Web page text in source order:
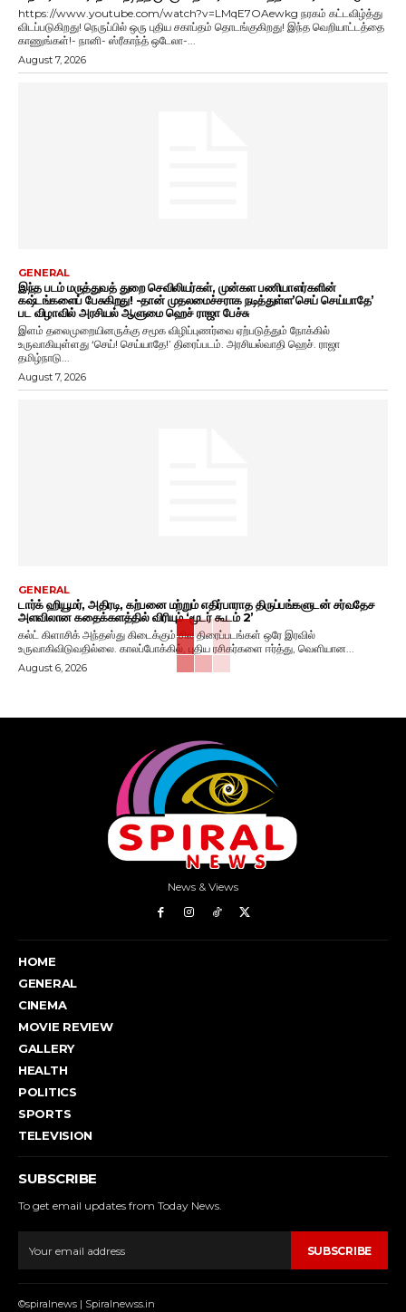
https://www.youtube.com/watch?v=LMqE7OAewkg நரகம் கட்டவிழ்த்து
விடப்படுகிறது! நெருப்பில் ஒரு புதிய சகாப்தம் தொடங்குகிறது! இந்த வெறியாட்டத்தை
காணுங்கள்!- நானி- ஸ்ரீகாந்த் ஒடேலா-...
August 7, 2026
GENERAL
இந்த படம் மருத்துவத் துறை செவிலியர்கள், முன்கள பணியாளர்களின்
கஷ்டங்களைப் பேசுகிறது! -தான் முதலமைச்சராக நடித்துள்ள’செய் செய்யாதே’
பட விழாவில் அரசியல் ஆளுமை ஹெச் ராஜா பேச்சு
இளம் தலைமுறையினருக்கு சமூக விழிப்புணர்வை ஏற்படுத்தும் நோக்கில்
உருவாகியுள்ளது ‘செய்! செய்யாதே!’ திரைப்படம். அரசியல்வாதி ஹெச். ராஜா
தமிழ்நாடு...
August 7, 2026
GENERAL
டார்க் ஹியூமர், அதிரடி, கற்பனை மற்றும் எதிர்பாராத திருப்பங்களுடன் சர்வதேச
அளவிலான கதைக்களத்தில் விரியும் ‘மூடர் கூடம் 2’
கல்ட் கிளாசிக் அந்தஸ்து கிடைக்கும் சில திரைப்படங்கள் ஒரே இரவில்
உருவாகிவிடுவதில்லை. காலப்போக்கில், புதிய ரசிகர்களை ஈர்த்து, வெளியான...
August 6, 2026
News & Views
HOME
GENERAL
CINEMA
MOVIE REVIEW
GALLERY
HEALTH
POLITICS
SPORTS
TELEVISION
SUBSCRIBE
To get email updates from Today News.
SUBSCRIBE
©spiralnews | Spiralnewss.in